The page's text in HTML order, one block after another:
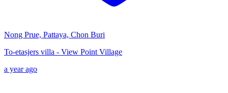
Nong Prue, Pattaya, Chon Buri
To-etasjers villa - View Point Village
a year ago